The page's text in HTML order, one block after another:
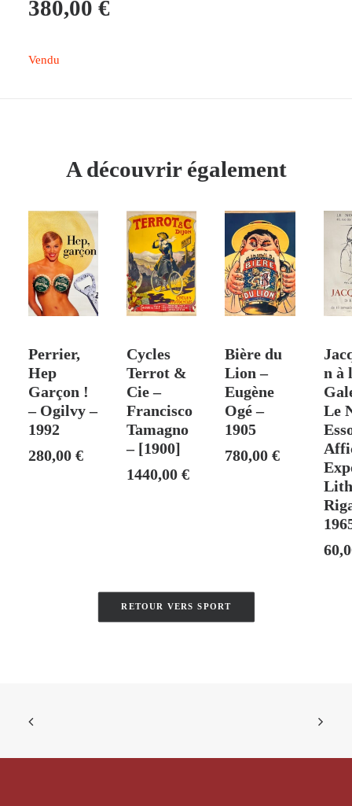
380,00 €
Vendu
A découvrir également
Perrier,
Hep
Garçon !
– Ogilvy –
1992
280,00 €
Cycles
Terrot &
Cie –
Francisco
Tamagno
– [1900]
1440,00€
Bière du
Lion –
Eugène
Ogé –
1905
780,00€
n à
Le
RETOUR VERS SPORT